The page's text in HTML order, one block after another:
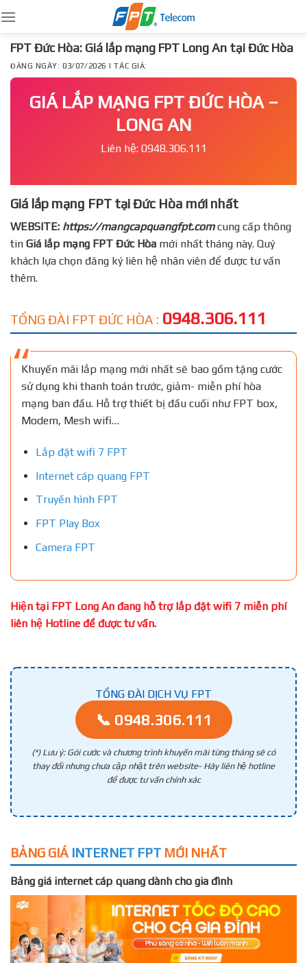
to
content
FPT Đức Hòa: Giá lắp mạng FPT Long An tại Đức Hòa
ĐĂNG NGÀY: 03/07/2026 | TÁC GIẢ:
GIÁ LẮP MẠNG FPT ĐỨC HÒA –
LONG AN
Liên hệ: 0948.306.111
Giá lắp mạng FPT tại Đức Hòa mới nhất
WEBSITE: https://mangcapquangfpt.comcung cấp thông
tin Giá lắp mạng FPT Đức Hòa mới nhất tháng này. Quý
khách lựa chọn đăng ký liên hệ nhân viên để được tư vấn
thêm.
TỔNG ĐÀI FPT ĐỨC HÒA : 0948.306.111
Khuyến mãi lắp mạng mới nhất sẽ bao gồm tặng cước
sử dụng khi thanh toán trước, giảm- miễn phí hòa
mạng ban đầu. Hỗ trợ thiết bị đầu cuối như FPT box,
Modem, Mesh wifi…
Lắp đặt wifi 7 FPT
Internet cáp quang FPT
Truyền hình FPT
FPT Play Box
Camera FPT
Hiện tại FPT Long An đang hỗ trợ lắp đặt wifi 7 miễn phí
liên hệ Hotline để được tư vấn.
TỔNG ĐÀI DỊCH VỤ FPT
📞 0948.306.111
(*) Lưu ý: Gói cước và chương trình khuyến mãi từng tháng sẽ có
thay đổi nhưng chưa cập nhật trên website- Hãy liên hệ hotline
để được tư vấn chính xác
BẢNG GIÁ INTERNET FPT MỚI NHẤT
Bảng giá internet cáp quang dành cho gia đình